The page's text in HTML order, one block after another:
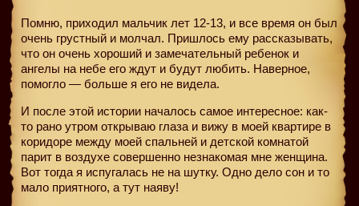
Помню, приходил мальчик лет 12-13, и все время он был
очень грустный и молчал. Пришлось ему рассказывать,
что он очень хороший и замечательный ребенок и
ангелы на небе его ждут и будут любить. Наверное,
помогло — больше я его не видела.
И после этой истории началось самое интересное: как-
то рано утром открываю глаза и вижу в моей квартире в
коридоре между моей спальней и детской комнатой
парит в воздухе совершенно незнакомая мне женщина.
Вот тогда я испугалась не на шутку. Одно дело сон и то
мало приятного, а тут наяву!